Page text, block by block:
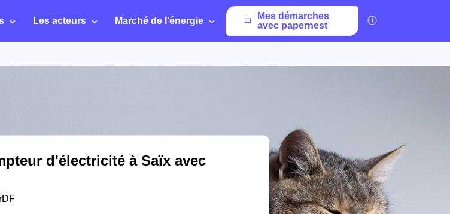
Les acteurs Marché de l'énergie
Mes démarches
avec papernest